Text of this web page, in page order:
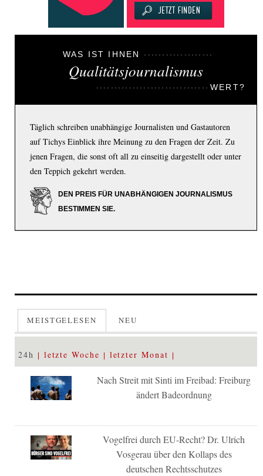
WAS IST IHNEN
Qualitätsjournalismus
WERT?
Täglich schreiben unabhängige Journalisten und Gastautoren
auf Tichys Einblick ihre Meinung zu den Fragen der Zeit. Zu
jenen Fragen, die sonst oft all zu einseitig dargestellt oder unter
den Teppich gekehrt werden.
DEN PREIS FÜR UNABHÄNGIGEN JOURNALISMUS
BESTIMMEN SIE.
MEISTGELESEN NEU
24h letzte Woche letzter Monat
Nach Streit mit Sinti im Freibad: Freiburg
ändert Badeordnung
Vogelfrei durch EU-Recht? Dr. Ulrich
Vosgerau über den Kollaps des
deutschen Rechtsschutzes